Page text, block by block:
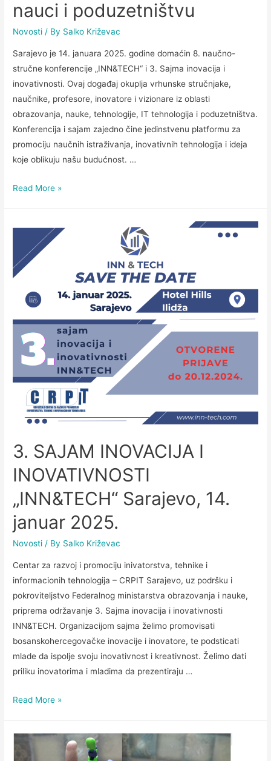
nauci i poduzetništvu
Novosti / By Salko Križevac
Sarajevo je 14. januara 2025. godine domaćin 8. naučno-
stručne konferencije „INN&TECH“ i 3. Sajma inovacija i
inovativnosti. Ovaj događaj okuplja vrhunske stručnjake,
naučnike, profesore, inovatore i vizionare iz oblasti
obrazovanja, nauke, tehnologije, IT tehnologija i poduzetništva.
Konferencija i sajam zajedno čine jedinstvenu platformu za
promociju naučnih istraživanja, inovativnih tehnologija i ideja
koje oblikuju našu budućnost. …
Read More »
3. SAJAM INOVACIJA I
INOVATIVNOSTI
„INN&TECH“ Sarajevo, 14.
januar 2025.
Novosti / By Salko Križevac
Centar za razvoj i promociju inivatorstva, tehnike i
informacionih tehnologija – CRPIT Sarajevo, uz podršku i
pokroviteljstvo Federalnog ministarstva obrazovanja i nauke,
priprema održavanje 3. Sajma inovacija i inovativnosti
INN&TECH. Organizacijom sajma želimo promovisati
bosanskohercegovačke inovacije i inovatore, te podsticati
mlade da ispolje svoju inovativnost i kreativnost. Želimo dati
priliku inovatorima i mladima da prezentiraju …
Read More »